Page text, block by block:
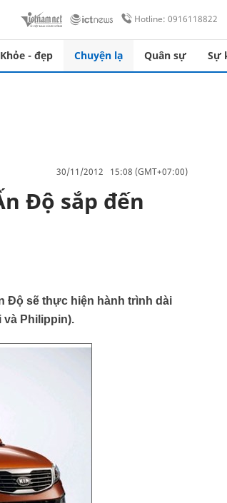
Hotline: 0916118822
Khỏe - đẹp Chuyện lạ Quân sự Sự
30/11/2012 15:08 (GMT+07:00)
Độ sắp đến
Độ sẽ thực hiện hành trình dài
và Philippin).